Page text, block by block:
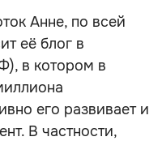
Анне, по всей
её блог в
в котором в
его развивает и
В частности,